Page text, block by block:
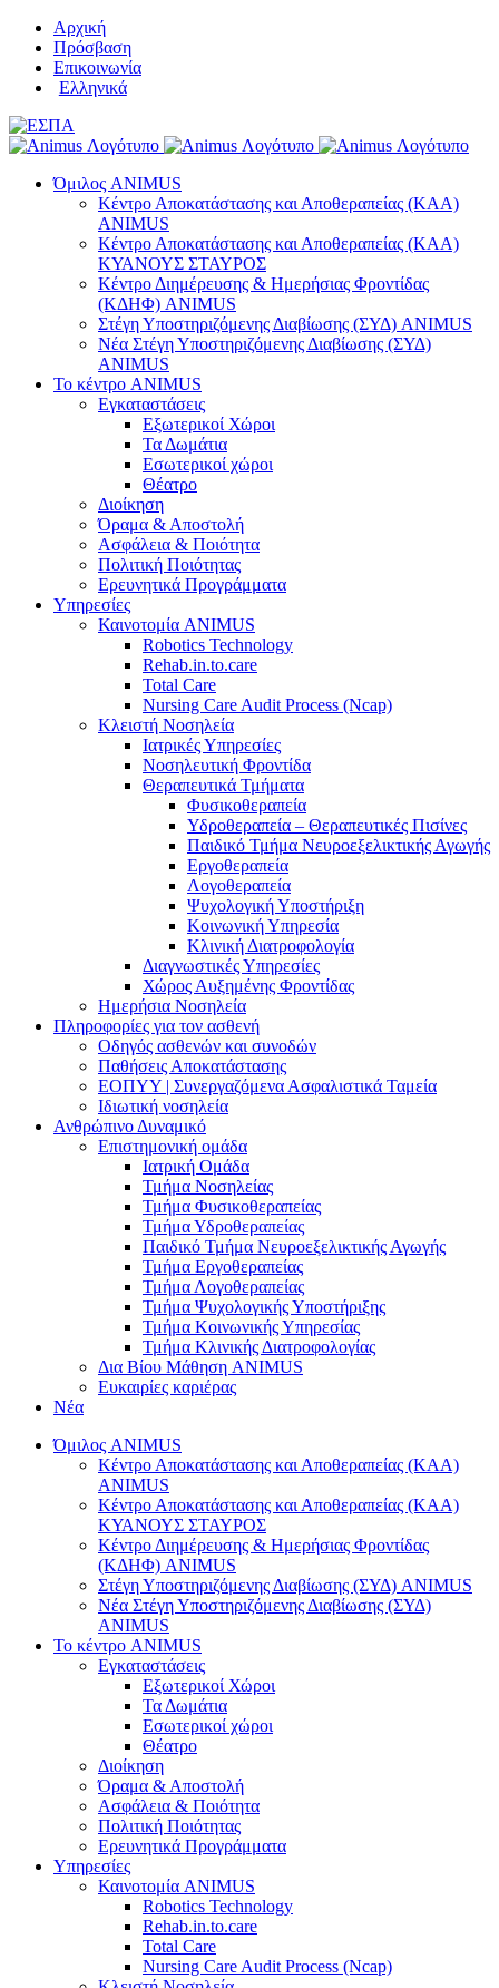
Μετάβαση
περιεχόμενο
Αρχική
Πρόσβαση
Επικοινωνία
Ελληνικά
Όμιλος ANIMUS
Κέντρο Αποκατάστασης και Αποθεραπείας (ΚΑΑ)
ANIMUS
Κέντρο Αποκατάστασης και Αποθεραπείας (ΚΑΑ)
ΚΥΑΝΟΥΣ ΣΤΑΥΡΟΣ
Κέντρο Διημέρευσης & Ημερήσιας Φροντίδας
(ΚΔΗΦ) ANIMUS
Στέγη Υποστηριζόμενης Διαβίωσης (ΣΥΔ) ANIMUS
Νέα Στέγη Υποστηριζόμενης Διαβίωσης (ΣΥΔ)
ANIMUS
Το κέντρο ANIMUS
Εγκαταστάσεις
Εξωτερικοί Χώροι
Τα Δωμάτια
Εσωτερικοί χώροι
Θέατρο
Διοίκηση
Όραμα & Αποστολή
Ασφάλεια & Ποιότητα
Πολιτική Ποιότητας
Ερευνητικά Προγράμματα
Υπηρεσίες
Καινοτομία ANIMUS
Robotics Technology
Rehab.in.to.care
Total Care
Nursing Care Audit Process (Ncap)
Κλειστή Νοσηλεία
Ιατρικές Υπηρεσίες
Νοσηλευτική Φροντίδα
Θεραπευτικά Τμήματα
Φυσικοθεραπεία
Υδροθεραπεία – Θεραπευτικές Πισίνες
Παιδικό Τμήμα Νευροεξελικτικής Αγωγής
Εργοθεραπεία
Λογοθεραπεία
Ψυχολογική Υποστήριξη
Κοινωνική Υπηρεσία
Κλινική Διατροφολογία
Διαγνωστικές Υπηρεσίες
Χώρος Αυξημένης Φροντίδας
Ημερήσια Νοσηλεία
Πληροφορίες για τον ασθενή
Οδηγός ασθενών και συνοδών
Παθήσεις Αποκατάστασης
ΕΟΠΥΥ | Συνεργαζόμενα Ασφαλιστικά Ταμεία
Ιδιωτική νοσηλεία
Ανθρώπινο Δυναμικό
Επιστημονική ομάδα
Ιατρική Ομάδα
Τμήμα Νοσηλείας
Τμήμα Φυσικοθεραπείας
Τμήμα Υδροθεραπείας
Παιδικό Τμήμα Νευροεξελικτικής Αγωγής
Τμήμα Εργοθεραπείας
Τμήμα Λογοθεραπείας
Τμήμα Ψυχολογικής Υποστήριξης
Τμήμα Κοινωνικής Υπηρεσίας
Τμήμα Κλινικής Διατροφολογίας
Δια Βίου Μάθηση ANIMUS
Ευκαιρίες καριέρας
Νέα
Όμιλος ANIMUS
Κέντρο Αποκατάστασης και Αποθεραπείας (ΚΑΑ)
ANIMUS
Κέντρο Αποκατάστασης και Αποθεραπείας (ΚΑΑ)
ΚΥΑΝΟΥΣ ΣΤΑΥΡΟΣ
Κέντρο Διημέρευσης & Ημερήσιας Φροντίδας
(ΚΔΗΦ) ANIMUS
Στέγη Υποστηριζόμενης Διαβίωσης (ΣΥΔ) ANIMUS
Νέα Στέγη Υποστηριζόμενης Διαβίωσης (ΣΥΔ)
ANIMUS
Το κέντρο ANIMUS
Εγκαταστάσεις
Εξωτερικοί Χώροι
Τα Δωμάτια
Εσωτερικοί χώροι
Θέατρο
Διοίκηση
Όραμα & Αποστολή
Ασφάλεια & Ποιότητα
Πολιτική Ποιότητας
Ερευνητικά Προγράμματα
Υπηρεσίες
Καινοτομία ANIMUS
Robotics Technology
Rehab.in.to.care
Total Care
Nursing Care Audit Process (Ncap)